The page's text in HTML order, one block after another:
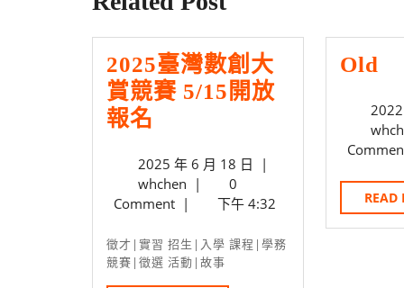
2025臺灣數創大
賞競賽 5/15開放
報名
灣
數
大
賞
2025 年 6 月 18 日 2025
6
18
|
whchenwhchen
|
0
Comment | 下午 4:32
徵才|實習 招生|入學 課程|學務
競賽|徵選 活動|故事
Old
READ